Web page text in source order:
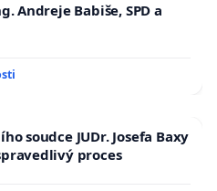
Andreje Babiše, SPD a
soudce JUDr. Josefa Baxy
proces